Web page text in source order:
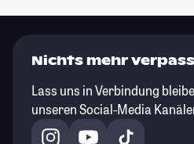
Nichts mehr
Lass uns in Verbindung
unseren Social-Media